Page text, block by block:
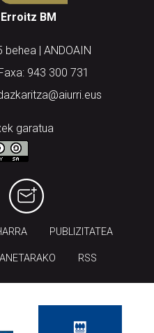
BM
behea | ANDOAIN
943 300 731
garatua
PUBLIZITATEA
RSS